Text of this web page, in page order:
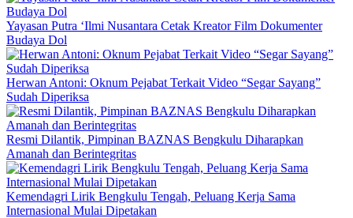
Yayasan Putra ‘Ilmi Nusantara Cetak Kreator Film Dokumenter
Budaya Dol
Herwan Antoni: Oknum Pejabat Terkait Video “Segar Sayang”
Sudah Diperiksa
Resmi Dilantik, Pimpinan BAZNAS Bengkulu Diharapkan
Amanah dan Berintegritas
Kemendagri Lirik Bengkulu Tengah, Peluang Kerja Sama
Internasional Mulai Dipetakan